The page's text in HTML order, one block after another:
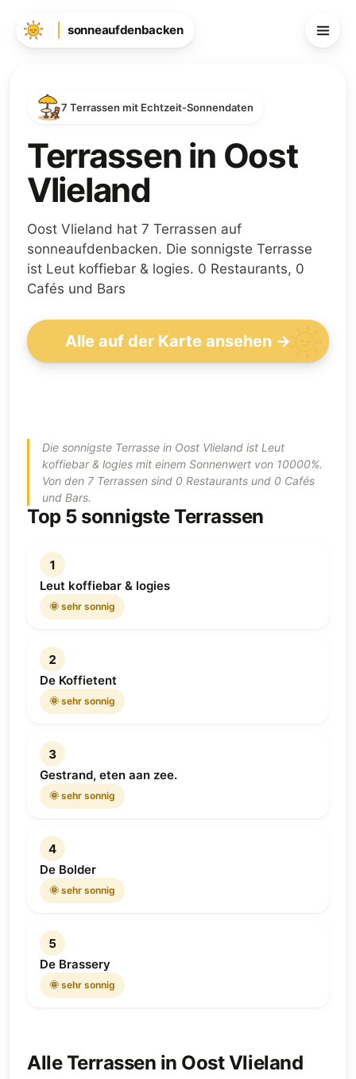
sonneaufdenbacken
7 Terrassen mit Echtzeit-Sonnendaten
Terrassen in Oost
Vlieland
Oost Vlieland hat 7 Terrassen auf
sonneaufdenbacken. Die sonnigste Terrasse
ist Leut koffiebar & logies. 0 Restaurants, 0
Cafés und Bars
Alle auf der Karte ansehen →
Die sonnigste Terrasse in Oost Vlieland ist Leut
koffiebar & logies mit einem Sonnenwert von 10000%.
Von den 7 Terrassen sind 0 Restaurants und 0 Cafés
und Bars.
Top 5 sonnigste Terrassen
1
Leut koffiebar & logies
🌞 sehr sonnig
2
De Koffietent
🌞 sehr sonnig
3
Gestrand, eten aan zee.
🌞 sehr sonnig
4
De Bolder
🌞 sehr sonnig
5
De Brassery
🌞 sehr sonnig
Alle Terrassen in Oost Vlieland